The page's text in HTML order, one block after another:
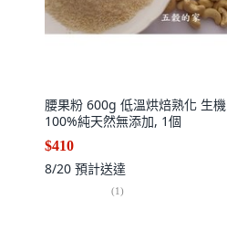
腰果粉 600g 低溫烘焙熟化 生機
100%純天然無添加, 1個
$410
8/20 預計送達
(1)